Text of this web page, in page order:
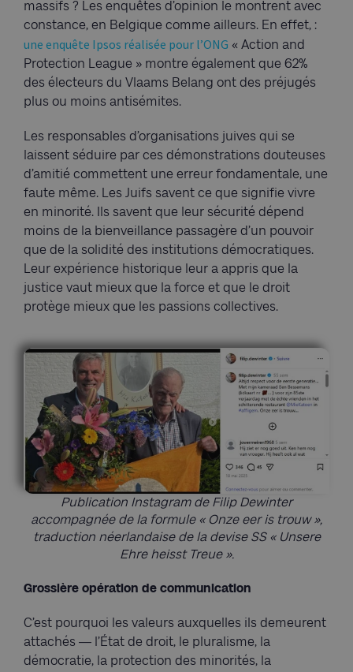
massifs ? Les enquêtes d’opinion le montrent avec
constance, en Belgique comme ailleurs. En effet, :
une enquête Ipsos réalisée pour l’ONG « Action and
Protection League » montre également que 62%
des électeurs du Vlaams Belang ont des préjugés
plus ou moins antisémites.
Les responsables d’organisations juives qui se
laissent séduire par ces démonstrations douteuses
d’amitié commettent une erreur fondamentale, une
faute même. Les Juifs savent ce que signifie vivre
en minorité. Ils savent que leur sécurité dépend
moins de la bienveillance passagère d’un pouvoir
que de la solidité des institutions démocratiques.
Leur expérience historique leur a appris que la
justice vaut mieux que la force et que le droit
protège mieux que les passions collectives.
Publication Instagram de Filip Dewinter
accompagnée de la formule « Onze eer is trouw »,
traduction néerlandaise de la devise SS « Unsere
Ehre heisst Treue ».
Grossière opération de communication
C’est pourquoi les valeurs auxquelles ils demeurent
attachés — l’État de droit, le pluralisme, la
démocratie, la protection des minorités, la